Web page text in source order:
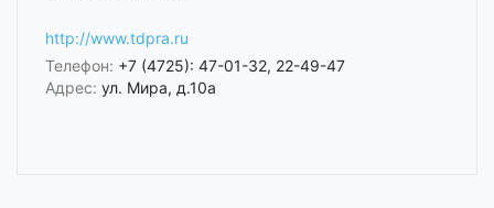
http://www.tdpra.ru
Телефон: +7 (4725): 47-01-32, 22-49-47
Адрес: ул. Мира, д.10а